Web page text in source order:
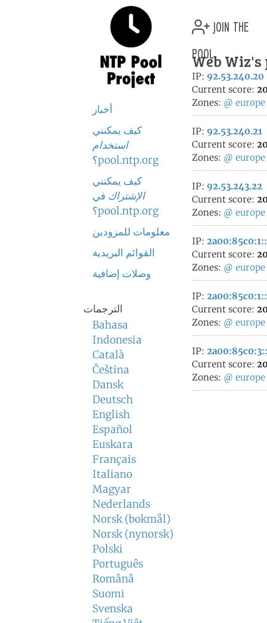
أخبار
كيف يمكنني
استخدام
pool.ntp.org؟
كيف يمكنني
الإشتراك في
pool.ntp.org؟
معلومات للمزودين
القوائم البريدية
وصلات إضافية
الترجمات
Bahasa
Indonesia
Català
Čeština
Dansk
Deutsch
English
Español
Euskara
Français
Italiano
Magyar
Nederlands
Norsk (bokmål)
Norsk (nynorsk)
Polski
Português
Română
Suomi
Svenska
join the
pool
Web
IP: 92.53.240.20
Current score:
Zones: @ europe
IP: 92.53.240.21
Current score:
Zones: @ europe
IP: 92.53.243.22
Current score:
Zones: @ europe
IP:
Current score:
Zones: @ europe
IP:
Current score:
Zones: @ europe
IP:
Current score:
Zones: @ europe